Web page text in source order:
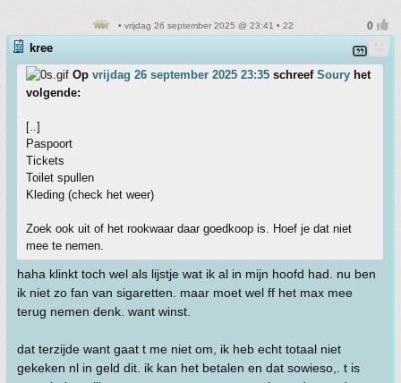
• vrijdag 26 september 2025 @ 23:41 • 22
kree
Op vrijdag 26 september 2025 23:35 schreef Soury het
volgende:
[..]
Paspoort
Tickets
Toilet spullen
Kleding (check het weer)
Zoek ook uit of het rookwaar daar goedkoop is. Hoef je dat niet
mee te nemen.
haha klinkt toch wel als lijstje wat ik al in mijn hoofd had. nu ben
ik niet zo fan van sigaretten. maar moet wel ff het max mee
terug nemen denk. want winst.
dat terzijde want gaat t me niet om, ik heb echt totaal niet
gekeken nl in geld dit. ik kan het betalen en dat sowieso,. t is